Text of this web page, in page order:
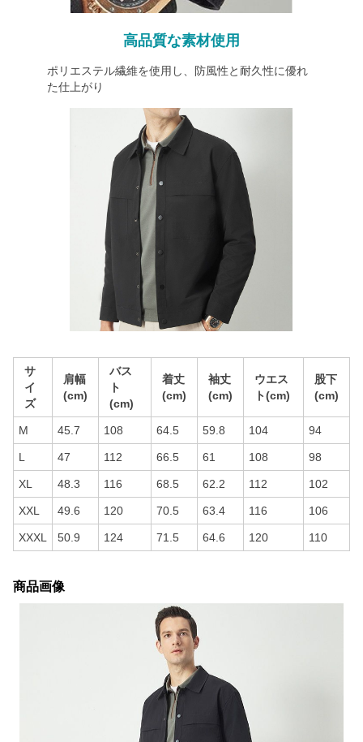
高品質な素材使用
ポリエステル繊維を使用し、防風性と耐久性に優れ
た仕上がり
サ
イ
ズ
肩幅
(cm)
バス
ト
(cm)
着丈
(cm)
袖丈
(cm)
ウエス
ト(cm)
股下
(cm)
M 45.7 108 64.5 59.8 104 94
L 47 112 66.5 61 108 98
XL 48.3 116 68.5 62.2 112 102
XXL 49.6 120 70.5 63.4 116 106
XXXL 50.9 124 71.5 64.6 120 110
商品画像